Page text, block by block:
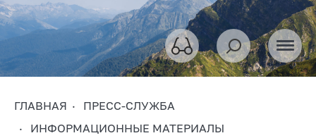
ГЛАВНАЯ
ПРЕСС-СЛУЖБА
ИНФОРМАЦИОННЫЕ МАТЕРИАЛЫ